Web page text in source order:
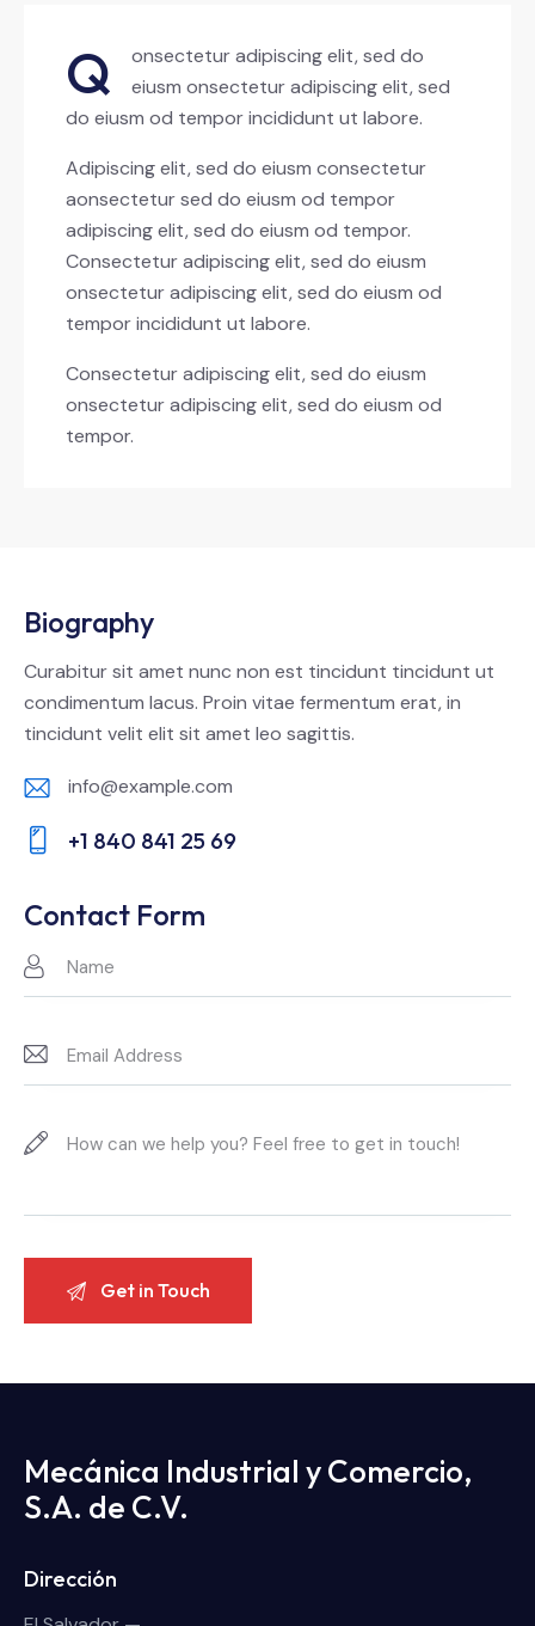
Q
onsectetur adipiscing elit, sed do
eiusm onsectetur adipiscing elit, sed
do eiusm od tempor incididunt ut labore.
Adipiscing elit, sed do eiusm consectetur
aonsectetur sed do eiusm od tempor
adipiscing elit, sed do eiusm od tempor.
Consectetur adipiscing elit, sed do eiusm
onsectetur adipiscing elit, sed do eiusm od
tempor incididunt ut labore.
Consectetur adipiscing elit, sed do eiusm
onsectetur adipiscing elit, sed do eiusm od
tempor.
Biography
Curabitur sit amet nunc non est tincidunt tincidunt ut
condimentum lacus. Proin vitae fermentum erat, in
tincidunt velit elit sit amet leo sagittis.
E-
m
info@example.com
on
+1 840 841 25 69
Contact Form
Mecánica Industrial y Comercio,
S.A. de C.V.
Dirección